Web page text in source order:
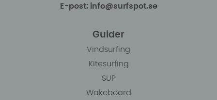
E-post: info@surfspot.se
Guider
Vindsurfing
Kitesurfing
SUP
Wakeboard